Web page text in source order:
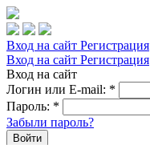
Вход на сайт Регистрация
Вход на сайт Регистрация
Вход на сайт
Логин или E-mail: *
Пароль: *
Забыли пароль?
Войти